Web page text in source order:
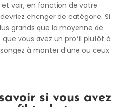
voir, en fonction de votre
changer de catégorie. Si
grands que la moyenne de
vous avez un profil plutôt à
à monter d’une ou deux
si vous avez